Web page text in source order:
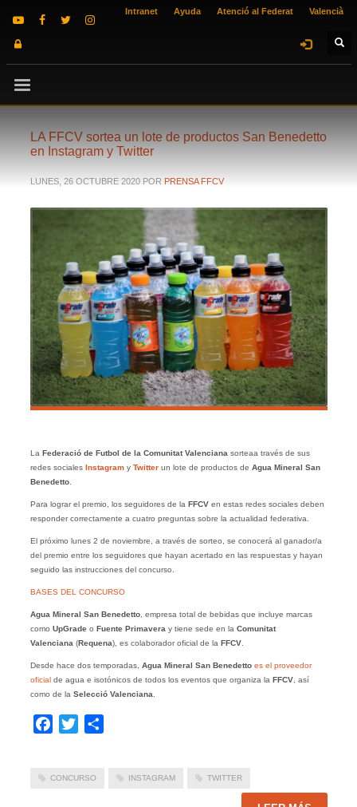
Intranet Ayuda Atenció al Federat Valencià
LA FFCV sortea un lote de productos San Benedetto
en Instagram y Twitter
LUNES, 26 OCTUBRE 2020 POR PRENSA FFCV
La Federació de Futbol de la Comunitat Valenciana sorteaa través de sus
redes sociales Instagramy Twitterun lote de productos de Agua Mineral San
Benedetto.
Para lograr el premio, los seguidores de la FFCVen estas redes sociales deben
responder correctamente a cuatro preguntas sobre la actualidad federativa.
El próximo lunes 2 de noviembre, a través de sorteo, se conocerá al ganador/a
del premio entre los seguidores que hayan acertado en las respuestas y hayan
seguido las instrucciones del concurso.
BASES DEL CONCURSO
Agua Mineral San Benedetto, empresa total de bebidas que incluye marcas
como UpGradeo Fuente Primavera y tiene sede en la Comunitat
Valenciana (Requena), es colaborador oficial de la FFCV.
Desde hace dos temporadas, Agua Mineral San Benedetto es el proveedor
oficial de agua e isotónicos de todos los eventos que organiza la FFCV, así
como de la Selecció Valenciana
Facebook
Twitter
CONCURSO INSTAGRAM TWITTER